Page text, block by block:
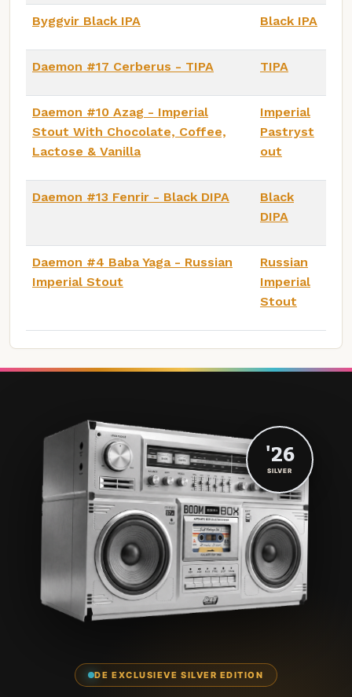
Byggvir Black IPA Black IPA
Daemon #17 Cerberus - TIPA TIPA
Daemon #10 Azag - Imperial
Stout With Chocolate, Coffee,
Lactose & Vanilla
Imperial
Pastryst
out
Daemon #13 Fenrir - Black DIPA
Black
DIPA
Daemon #4 Baba Yaga - Russian
Imperial Stout
Russian
Imperial
Stout
DE EXCLUSIEVE SILVER EDITION
'26
SILVER